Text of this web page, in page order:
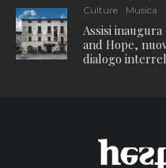
Culture Musica
Assisi
and Hope,
dialogo